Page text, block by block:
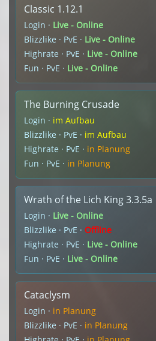
Classic 1.12.1
Login · Live - Online
Blizzlike · PvE · Live - Online
Highrate · PvE · Live - Online
Fun · PvE · Live - Online
The Burning Crusade
Login · im Aufbau
Blizzlike · PvE · im Aufbau
Highrate · PvE · in Planung
Fun · PvE · in Planung
Wrath of the Lich King 3.3.5a
Login · Live - Online
Blizzlike · PvE · Offline
Highrate · PvE · Live - Online
Fun · PvE · Live - Online
Cataclysm
Login · in Planung
Blizzlike · PvE · in Planung